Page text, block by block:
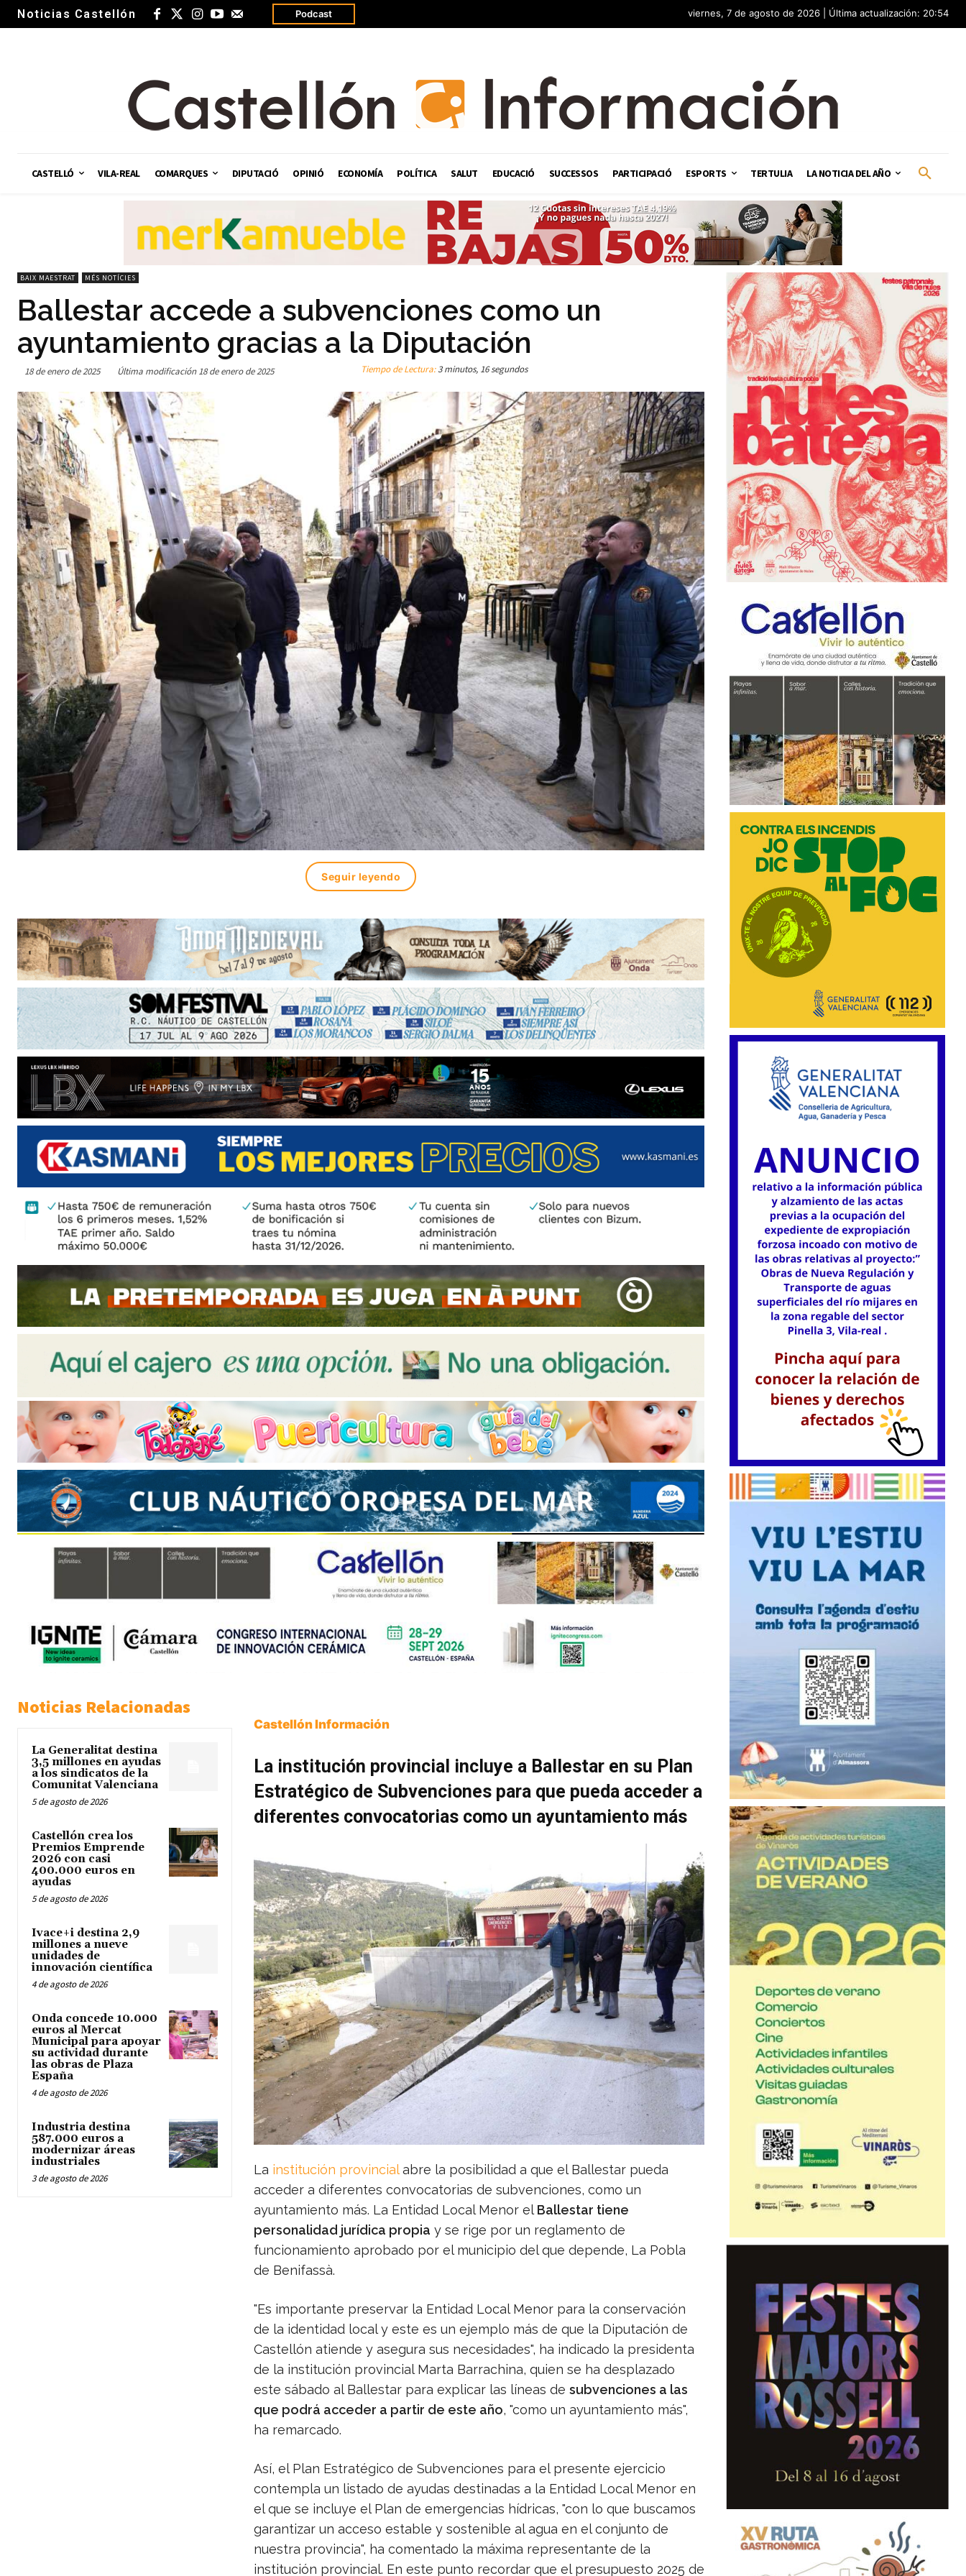
Noticias Castellón Podcast viernes, 7 de agosto de 2026 | Última actualización: 20:54
CASTELLÓ VILA-REAL COMARQUES DIPUTACIÓ OPINIÓ ECONOMÍA POLÍTICA SALUT EDUCACIÓ SUCCESSOS PARTICIPACIÓ ESPORTS TERTULIA LA NOTICIA DEL AÑO
BAIX MAESTRAT MÉS NOTÍCIES
Ballestar accede a subvenciones como un
ayuntamiento gracias a la Diputación
18 de enero de 2025 Última modificación 18 de enero de 2025 Tiempo de Lectura:3 minutos, 16 segundos
Seguir leyendo
Noticias Relacionadas
La Generalitat destina
3,5 millones en ayudas
a los sindicatos de la
Comunitat Valenciana
5 de agosto de 2026
Castellón crea los
Premios Emprende
2026 con casi
400.000 euros en
ayudas
5 de agosto de 2026
Ivace+i destina 2,9
millones a nueve
unidades de
innovación científica
4 de agosto de 2026
Onda concede 10.000
euros al Mercat
Municipal para apoyar
su actividad durante
las obras de Plaza
España
4 de agosto de 2026
Industria destina
587.000 euros a
modernizar áreas
industriales
3 de agosto de 2026
Castellón Información
La institución provincial incluye a Ballestar en su Plan
Estratégico de Subvenciones para que pueda acceder a
diferentes convocatorias como un ayuntamiento más
La institución provincialabre la posibilidad a que el Ballestar pueda
acceder a diferentes convocatorias de subvenciones, como un
ayuntamiento más. La Entidad Local Menor el Ballestar tiene
personalidad jurídica propia y se rige por un reglamento de
funcionamiento aprobado por el municipio del que depende, La Pobla
de Benifassà.
"Es importante preservar la Entidad Local Menor para la conservación
de la identidad local y este es un ejemplo más de que la Diputación de
Castellón atiende y asegura sus necesidades", ha indicado la presidenta
de la institución provincial Marta Barrachina, quien se ha desplazado
este sábado al Ballestar para explicar las líneas de subvenciones a las
que podrá acceder a partir de este año, "como un ayuntamiento más",
ha remarcado.
Así, el Plan Estratégico de Subvenciones para el presente ejercicio
contempla un listado de ayudas destinadas a la Entidad Local Menor en
el que se incluye el Plan de emergencias hídricas, "con lo que buscamos
garantizar un acceso estable y sostenible al agua en el conjunto de
nuestra provincia", ha comentado la máxima representante de la
institución provincial. En este punto recordar que el presupuesto 2025 de